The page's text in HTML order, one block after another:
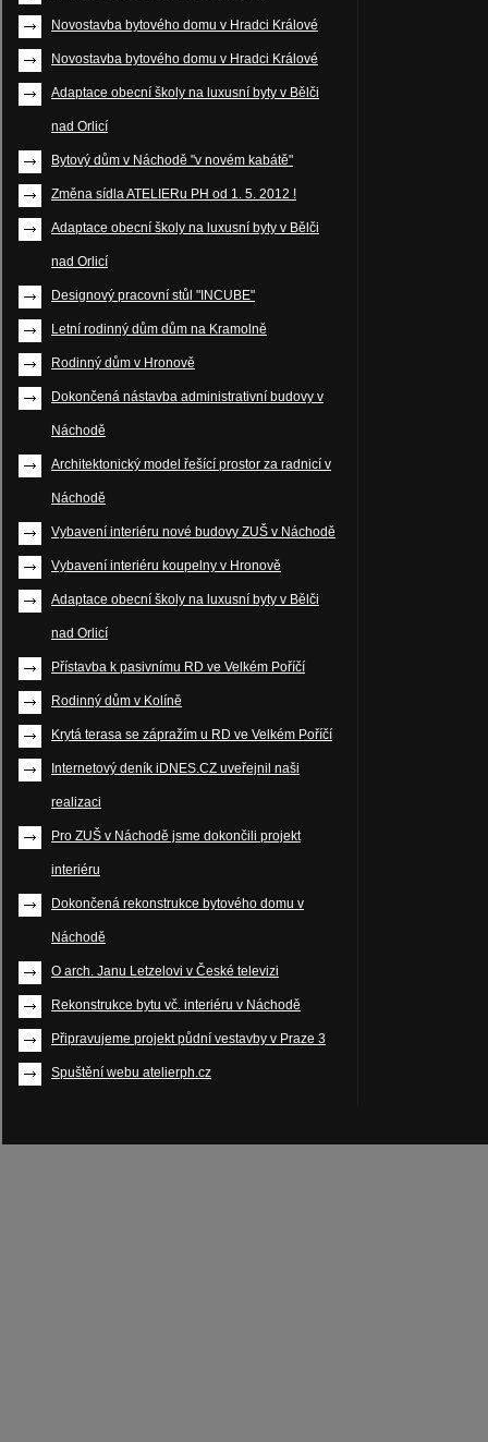
Novostavba bytového domu v Hradci Králové
Novostavba bytového domu v Hradci Králové
Adaptace obecní školy na luxusní byty v Bělči
nad Orlicí
Bytový dům v Náchodě "v novém kabátě"
Změna sídla ATELIERu PH od 1. 5. 2012 !
Adaptace obecní školy na luxusní byty v Bělči
nad Orlicí
Designový pracovní stůl "INCUBE"
Letní rodinný dům dům na Kramolně
Rodinný dům v Hronově
Dokončená nástavba administrativní budovy v
Náchodě
Architektonický model řešící prostor za radnicí v
Náchodě
Vybavení interiéru nové budovy ZUŠ v Náchodě
Vybavení interiéru koupelny v Hronově
Adaptace obecní školy na luxusní byty v Bělči
nad Orlicí
Přístavba k pasivnímu RD ve Velkém Poříčí
Rodinný dům v Kolíně
Krytá terasa se zápražím u RD ve Velkém Poříčí
Internetový deník iDNES.CZ uveřejnil naši
realizaci
Pro ZUŠ v Náchodě jsme dokončili projekt
interiéru
Dokončená rekonstrukce bytového domu v
Náchodě
O arch. Janu Letzelovi v České televizi
Rekonstrukce bytu vč. interiéru v Náchodě
Připravujeme projekt půdní vestavby v Praze 3
Spuštění webu atelierph.cz